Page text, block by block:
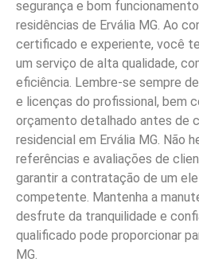
segurança e bom
residências de Ervália MG. Ao
certificado e experiente, você
um serviço de alta qualidade,
eficiência. Lembre-se sempre
e licenças do profissional, bem
orçamento detalhado antes de
residencial em Ervália MG. Não
referências e avaliações de
garantir a contratação de um
competente. Mantenha a
desfrute da tranquilidade e
qualificado pode proporcionar
MG.